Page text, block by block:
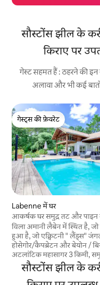
सौस्टोंस झील के
किराए पर
गेस्ट सहमत हैं : ठहरने की
अलावा और भी कई
गेस्ट्स की फ़ेवरेट
गेस्ट्स की फ़ेवरेट
Labenne में घर
आकर्षक घर समुद्र तट और
विला अमानी लैबेन में स्थित है, जो
हुआ है, जो एक्विटनी " लैंड्स"
होसेगोर/कैपब्रेटन और बेयोन /
अटलांटिक महासागर 3 किमी,
अंतहीन टिब्बा, एक सर्फ स्वर्ग
भीतर कई गोल्फ क्लब। आस - पास मौजूद सभी
दुकानें और सेवाएँ। फ़्रेमवर्क: शांत, पक्षी गा रहे हैं,
सौस्टोंस झील के